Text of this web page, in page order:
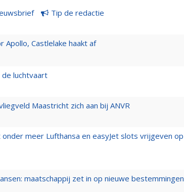
Tip de redactie
Castlelake haakt af
de luchtvaart
Maastricht zich aan bij ANVR
meer Lufthansa en easyJet slots vrijgeven op
maatschappij zet in op nieuwe bestemmingen